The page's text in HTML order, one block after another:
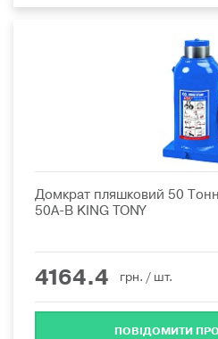
Домкрат пляшковий 50
50A-B KING TONY
4164.4 грн. / шт.
ПОВІДОМИТИ